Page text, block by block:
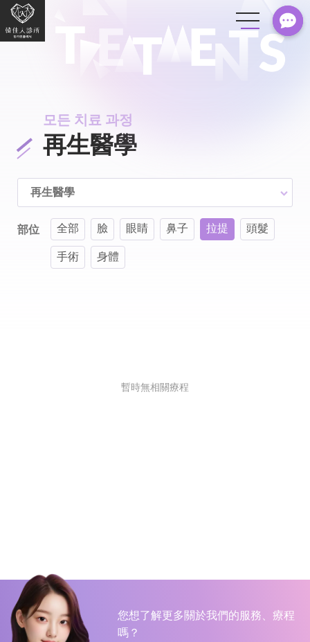
모든 치료 과정
再生醫學
再生醫學
部位 全部 臉 眼睛 鼻子 拉提 頭髮
手術 身體
暫時無相關療程
您想了解更多關於我們的服務、療程
嗎？